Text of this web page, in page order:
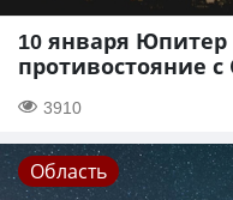
10 января Юпитер
противостояние
3910
Область